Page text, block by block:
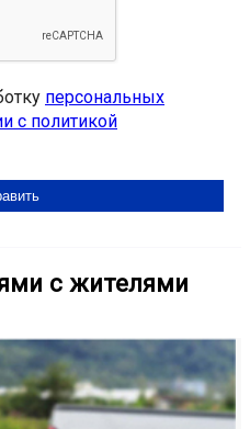
персональных
с политикой
с жителями